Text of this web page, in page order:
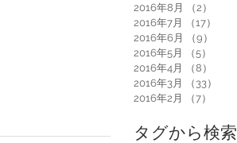
2016年8月
（2）
2016年7月
（17）
2016年6月
（9）
2016年5月
（5）
2016年4月
（8）
2016年3月
（33）
2016年2月
（7）
タグから検索